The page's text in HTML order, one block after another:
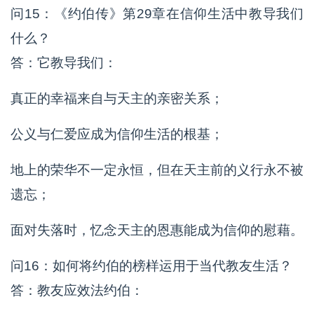
问15：《约伯传》第29章在信仰生活中教导我们
什么？
答：它教导我们：
真正的幸福来自与天主的亲密关系；
公义与仁爱应成为信仰生活的根基；
地上的荣华不一定永恒，但在天主前的义行永不被
遗忘；
面对失落时，忆念天主的恩惠能成为信仰的慰藉。
问16：如何将约伯的榜样运用于当代教友生活？
答：教友应效法约伯：